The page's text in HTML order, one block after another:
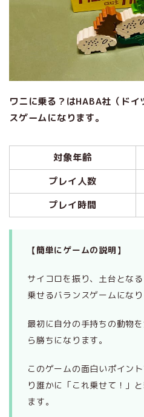
ワニに乗る？はHABA社（ド
スゲームになります。
対象年齢
プレイ人数
プレイ時間
【簡単にゲームの説明】
サイコロを振り、土台とな
乗せるバランスゲームになり
最初に自分の手持ちの動物
ら勝ちになります。
このゲームの面白いポイン
り誰かに「これ乗せて！」
ます。